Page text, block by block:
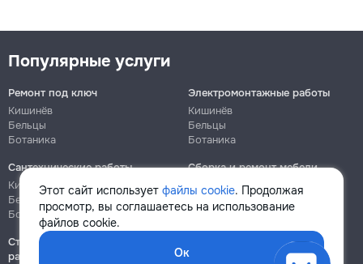
Этот сайт использует файлы cookie. Продолжая
просмотр, вы соглашаетесь на использование
файлов cookie.
Ок
Популярные услуги
Ремонт под ключ
Кишинёв
Бельцы
Ботаника
Электромонтажные работы
Кишинёв
Бельцы
Ботаника
Сантехнические работы
Кишинёв
Бельцы
Ботаника
Сборка и ремонт мебели
Кишинёв
Ботаника
Строительно-монтажные
работы